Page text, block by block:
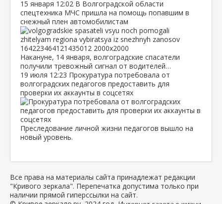
15 января 12:02 В Волгоградской области
спецтехника МЧС пришла на помощь попавшим в
снежный плен автомобилистам
Накануне, 14 января, волгоградские спасатели
получили тревожный сигнал от водителей…
19 июля 12:23 Прокуратура потребовала от
волгоградских педагогов предоставить для
проверки их аккаунты в соцсетях
Преследование личной жизни педагогов вышло на
новый уровень.
Все права на материалы сайта принадлежат редакции
"Кривого зеркала". Перепечатка допустима только при
наличии прямой гиперссылки на сайт.